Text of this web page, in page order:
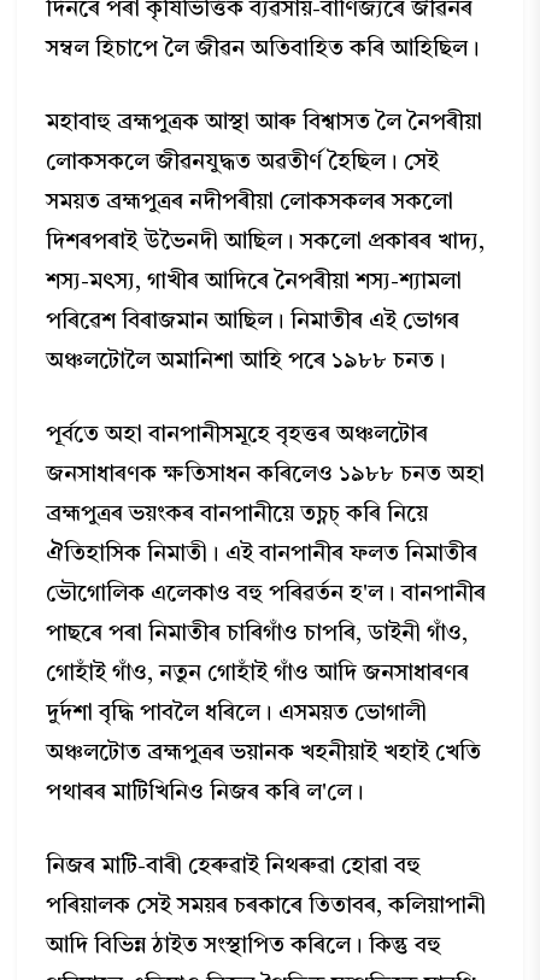
দিনৰে পৰা কৃষিভিত্তিক ব্যৱসায়-বাণিজ্যৰে জীৱনৰ
সম্বল হিচাপে লৈ জীৱন অতিবাহিত কৰি আহিছিল।
মহাবাহু ব্ৰহ্মপুত্রক আস্থা আৰু বিশ্বাসত লৈ নৈপৰীয়া
লোকসকলে জীৱনযুদ্ধত অৱতীৰ্ণ হৈছিল। সেই
সময়ত ব্ৰহ্মপুত্ৰৰ নদীপৰীয়া লোকসকলৰ সকলো
দিশৰপৰাই উভৈনদী আছিল। সকলো প্ৰকাৰৰ খাদ্য,
শস্য-মৎস্য, গাখীৰ আদিৰে নৈপৰীয়া শস্য-শ্যামলা
পৰিৱেশ বিৰাজমান আছিল। নিমাতীৰ এই ভোগৰ
অঞ্চলটোলৈ অমানিশা আহি পৰে ১৯৮৮ চনত।
পূর্বতে অহা বানপানীসমূহে বৃহত্তৰ অঞ্চলটোৰ
জনসাধাৰণক ক্ষতিসাধন কৰিলেও ১৯৮৮ চনত অহা
ব্ৰহ্মপুত্ৰৰ ভয়ংকৰ বানপানীয়ে তচ্নচ্ কৰি নিয়ে
ঐতিহাসিক নিমাতী। এই বানপানীৰ ফলত নিমাতীৰ
ভৌগোলিক এলেকাও বহু পৰিৱৰ্তন হ'ল। বানপানীৰ
পাছৰে পৰা নিমাতীৰ চাৰিগাঁও চাপৰি, ডাইনী গাঁও,
গোহাঁই গাঁও, নতুন গোহাঁই গাঁও আদি জনসাধাৰণৰ
দুৰ্দশা বৃদ্ধি পাবলৈ ধৰিলে। এসময়ত ভোগালী
অঞ্চলটোত ব্ৰহ্মপুত্ৰৰ ভয়ানক খহনীয়াই খহাই খেতি
পথাৰৰ মাটিখিনিও নিজৰ কৰি ল'লে।
নিজৰ মাটি-বাৰী হেৰুৱাই নিথৰুৱা হোৱা বহু
পৰিয়ালক সেই সময়ৰ চৰকাৰে তিতাবৰ, কলিয়াপানী
আদি বিভিন্ন ঠাইত সংস্থাপিত কৰিলে। কিন্তু বহু